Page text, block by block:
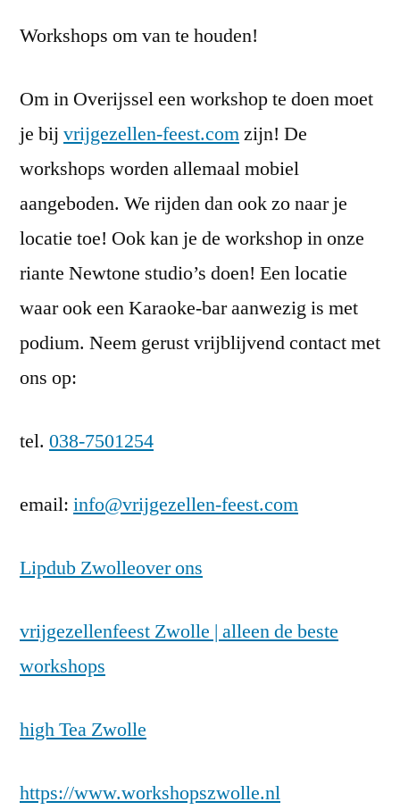
Workshops om van te houden!
Om in Overijssel een workshop te doen moet
je bij vrijgezellen-feest.comzijn! De
workshops worden allemaal mobiel
aangeboden. We rijden dan ook zo naar je
locatie toe! Ook kan je de workshop in onze
riante Newtone studio’s doen! Een locatie
waar ook een Karaoke-bar aanwezig is met
podium. Neem gerust vrijblijvend contact met
ons op:
tel. 038-7501254
email: info@vrijgezellen-feest.com
Lipdub Zwolleover ons
vrijgezellenfeest Zwolle | alleen de beste
workshops
high Tea Zwolle
https://www.workshopszwolle.nl